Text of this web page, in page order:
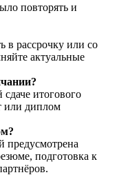
повторять и
в рассрочку или со
актуальные
итогового
или диплом
предусмотрена
подготовка к